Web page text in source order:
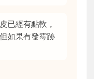
已經有點軟，
如果有發霉跡